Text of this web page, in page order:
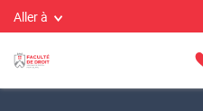
Aller à